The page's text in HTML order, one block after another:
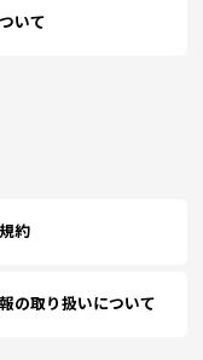
いて
約
の取り扱いについて